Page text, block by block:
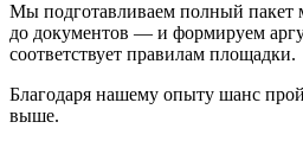
Мы подготавливаем полный пакет
до документов — и формируем
соответствует правилам площадки.
Благодаря нашему опыту шанс
выше.